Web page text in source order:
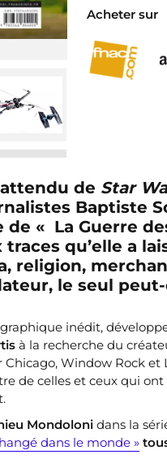
Acheter sur
de Star
Baptiste
« La Guerre
qu’elle a
religion,
le seul
inédit,
à la recherche du
Window Rock
de celles et ceux qui
Mondoloni dans la
dans le monde »